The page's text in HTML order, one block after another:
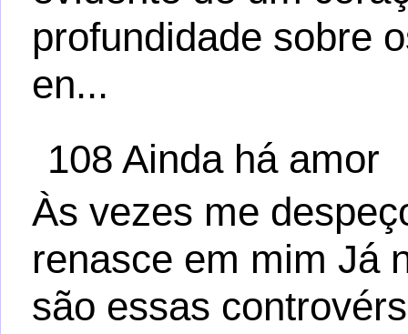
profundidade sobre
en...
108 Ainda há amor
Às vezes me
renasce em mim Já
são essas